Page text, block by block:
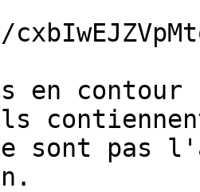
en contour
sont pas